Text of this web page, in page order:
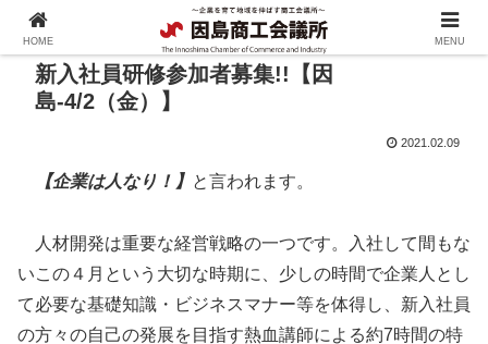
新入社員研修参加者募集!!【因
島-4/2（金）】
2021.02.09
【企業は人なり！】 と言われます。
人材開発は重要な経営戦略の一つです。入社して間もな
いこの４月という大切な時期に、少しの時間で企業人とし
て必要な基礎知識・ビジネスマナー等を体得し、新入社員
の方々の自己の発展を目指す熱血講師による約7時間の特
HOME MENU